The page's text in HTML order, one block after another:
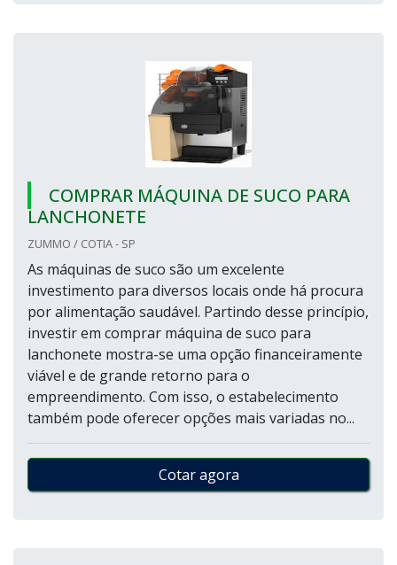
COMPRAR MÁQUINA DE SUCO PARA
LANCHONETE
ZUMMO / COTIA - SP
As máquinas de suco são um excelente
investimento para diversos locais onde há procura
por alimentação saudável. Partindo desse princípio,
investir em comprar máquina de suco para
lanchonete mostra-se uma opção financeiramente
viável e de grande retorno para o
empreendimento. Com isso, o estabelecimento
também pode oferecer opções mais variadas no...
Cotar agora